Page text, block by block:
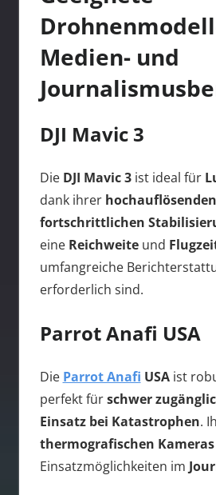
Medien- und
DJI Mavic 3
Die DJI Mavic 3ist ideal für
dank ihrer
fortschrittlichen
eine Reichweiteund
umfangreiche
erforderlich sind.
Parrot Anafi USA
Die Parrot Anafi USAist
perfekt fürschwer
Einsatz bei Katastrophen.
thermografischen Kameras
Einsatzmöglichkeiten im